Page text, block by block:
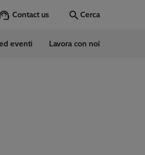
Contact us Cerca
eventi Lavora con noi